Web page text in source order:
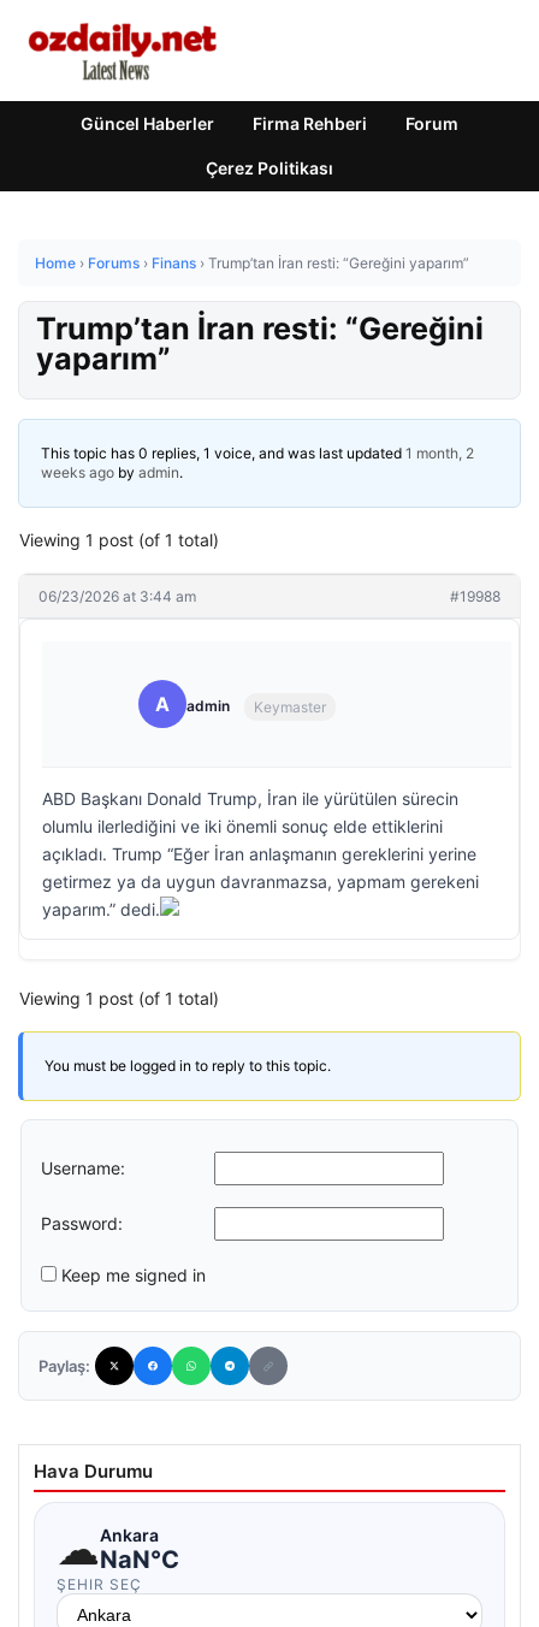
Güncel Haberler Firma Rehberi Forum
Çerez Politikası
Home › Forums › Finans › Trump’tan İran resti: “Gereğini yaparım”
Trump’tan İran resti: “Gereğini
yaparım”
This topic has 0 replies, 1 voice, and was last updated 1 month, 2
weeks ago by admin.
Viewing 1 post (of 1 total)
06/23/2026 at 3:44 am #19988
A admin Keymaster
ABD Başkanı Donald Trump, İran ile yürütülen sürecin
olumlu ilerlediğini ve iki önemli sonuç elde ettiklerini
açıkladı. Trump “Eğer İran anlaşmanın gereklerini yerine
getirmez ya da uygun davranmazsa, yapmam gerekeni
yaparım.” dedi.
Viewing 1 post (of 1 total)
You must be logged in to reply to this topic.
Username:
Password:
Keep me signed in
Paylaş:
Hava Durumu
☁Ankara
NaN°C
ŞEHIR SEÇ